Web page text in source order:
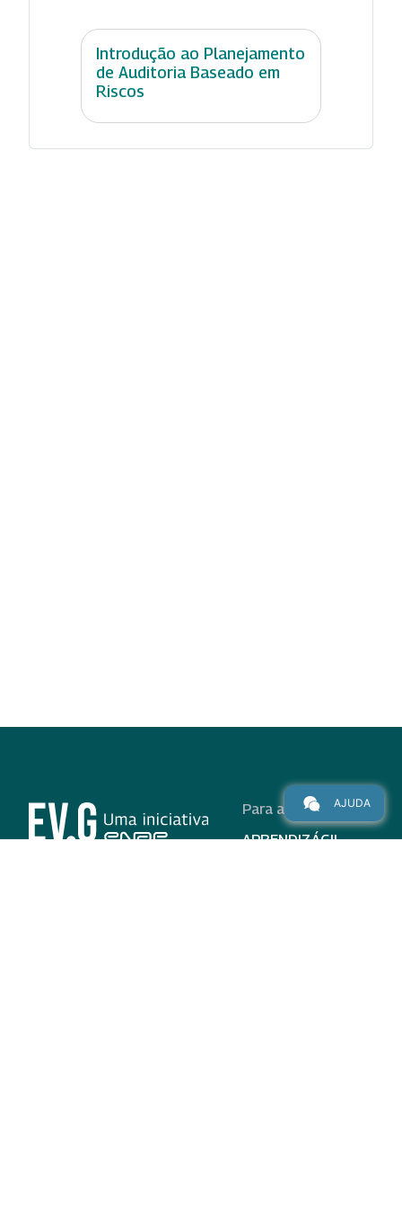
Introdução ao Planejamento
de Auditoria Baseado em
Riscos
Para alunos
APRENDIZÁGIL
AJUDA